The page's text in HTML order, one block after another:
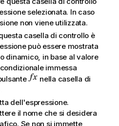
selezionata. In caso
non viene utilizzata.
casella di controllo è
può essere mostrata
dinamico, in base al valore
immessa
nella casella di
dell'espressione.
il nome che si desidera
Se non si immette